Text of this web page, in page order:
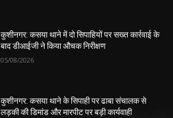
कुशीनगर: कसया थाने में दो सिपाहियों पर सख्त कार्रवाई के
बाद डीआईजी ने किया औचक निरीक्षण
05/08/2026
कुशीनगर: कसया थाने के सिपाही पर ढाबा संचालक से
लड़की की डिमांड और मारपीट पर बड़ी कार्यवाही